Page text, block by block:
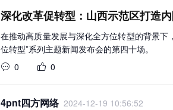
深化改革促转型：山西示范区打造
在推动高质量发展与深化全方位转型的背景
位转型”系列主题新闻发布会的第四十场。
0
0
4pnt四方网络 2024-12-19 10:56:52